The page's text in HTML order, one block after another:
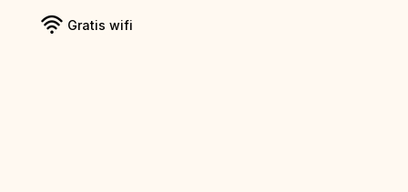
Gratis wifi